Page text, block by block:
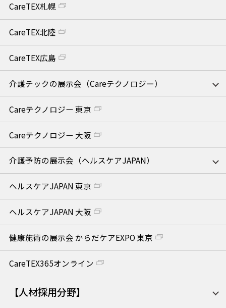
CareTEX札幌
CareTEX北陸
CareTEX広島
介護テックの展示会（Careテクノロジー）
Careテクノロジー 東京
Careテクノロジー 大阪
介護予防の展示会（ヘルスケアJAPAN）
ヘルスケアJAPAN 東京
ヘルスケアJAPAN 大阪
健康施術の展示会 からだケアEXPO 東京
CareTEX365オンライン
【人材採用分野】